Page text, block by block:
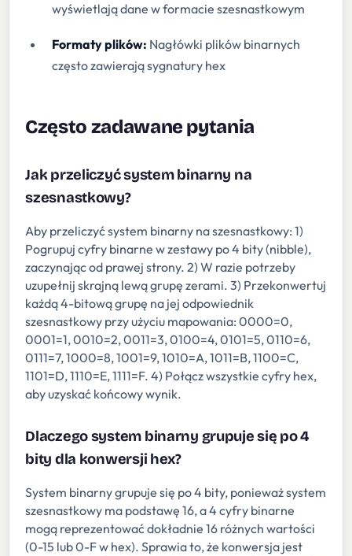
wyświetlają dane w formacie szesnastkowym
Formaty plików: Nagłówki plików binarnych
często zawierają sygnatury hex
Często zadawane pytania
Jak przeliczyć system binarny na
szesnastkowy?
Aby przeliczyć system binarny na szesnastkowy: 1)
Pogrupuj cyfry binarne w zestawy po 4 bity (nibble),
zaczynając od prawej strony. 2) W razie potrzeby
uzupełnij skrajną lewą grupę zerami. 3) Przekonwertuj
każdą 4-bitową grupę na jej odpowiednik
szesnastkowy przy użyciu mapowania: 0000=0,
0001=1, 0010=2, 0011=3, 0100=4, 0101=5, 0110=6,
0111=7, 1000=8, 1001=9, 1010=A, 1011=B, 1100=C,
1101=D, 1110=E, 1111=F. 4) Połącz wszystkie cyfry hex,
aby uzyskać końcowy wynik.
Dlaczego system binarny grupuje się po 4
bity dla konwersji hex?
System binarny grupuje się po 4 bity, ponieważ system
szesnastkowy ma podstawę 16, a 4 cyfry binarne
mogą reprezentować dokładnie 16 różnych wartości
(0-15 lub 0-F w hex). Sprawia to, że konwersja jest